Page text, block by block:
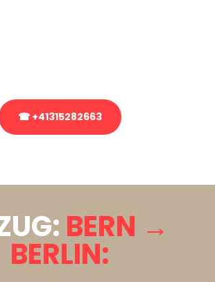
☎ +41315282663
BERN →
BERLIN: